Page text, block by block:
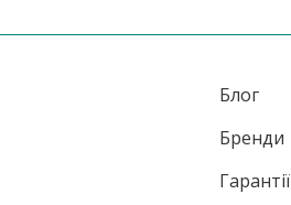
Блог
Бренди
Гарантії